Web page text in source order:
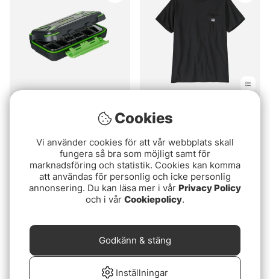
Ryugi R-Tank Case Black
399 kr
Patagonia Shop Sticker
Pocket Responsibili-Tee
Black
399 kr 399 kr
Cookies
Vi använder cookies för att vår webbplats skall
fungera så bra som möjligt samt för
marknadsföring och statistik. Cookies kan komma
att användas för personlig och icke personlig
annonsering. Du kan läsa mer i vår Privacy Policy
och i vår Cookiepolicy.
Inställningar
Godkänn & stäng